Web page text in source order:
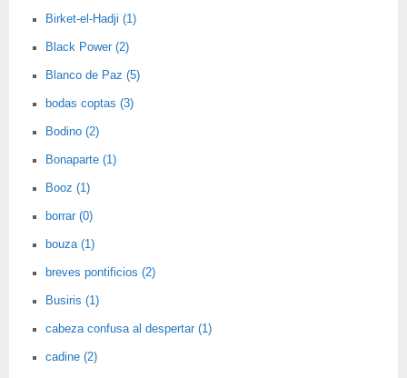
Birket-el-Hadji (1)
Black Power (2)
Blanco de Paz (5)
bodas coptas (3)
Bodino (2)
Bonaparte (1)
Booz (1)
borrar (0)
bouza (1)
breves pontificios (2)
Busiris (1)
cabeza confusa al despertar (1)
cadine (2)